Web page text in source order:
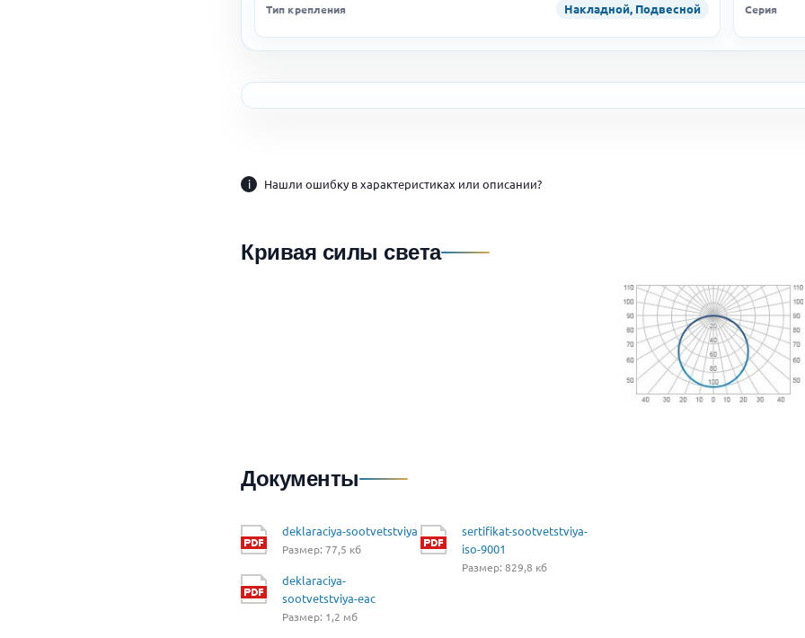
Тип крепления Накладной, Подвесной Серия
i Нашли ошибку в характеристиках или описании?
Кривая силы света
Документы
deklaraciya-sootvetstviya
Размер: 77,5 кб
deklaraciya-
sootvetstviya-eac
Размер: 1,2 мб
sertifikat-sootvetstviya-
iso-9001
Размер: 829,8 кб